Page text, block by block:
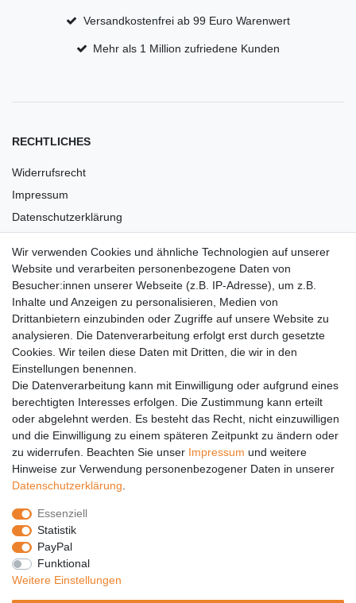
Versandkostenfrei ab 99 Euro Warenwert
Mehr als 1 Million zufriedene Kunden
RECHTLICHES
Widerrufsrecht
Impressum
Datenschutzerklärung
Barrierefreiheit
Anleitungen
Vertrag widerrufen
PARTNER
DHL
GLS
PaketPLUS
SPONSORING
Malchower SV 90
Malchower Wölfe
ZERTIFIKATE
Wir verwenden Cookies und ähnliche Technologien auf unserer
Website und verarbeiten personenbezogene Daten von
Besucher:innen unserer Webseite (z.B. IP-Adresse), um z.B.
Inhalte und Anzeigen zu personalisieren, Medien von
Drittanbietern einzubinden oder Zugriffe auf unsere Website zu
analysieren. Die Datenverarbeitung erfolgt erst durch gesetzte
Cookies. Wir teilen diese Daten mit Dritten, die wir in den
Einstellungen benennen.
Die Datenverarbeitung kann mit Einwilligung oder aufgrund eines
berechtigten Interesses erfolgen. Die Zustimmung kann erteilt
oder abgelehnt werden. Es besteht das Recht, nicht einzuwilligen
und die Einwilligung zu einem späteren Zeitpunkt zu ändern oder
zu widerrufen. Beachten Sie unser Impressum und weitere
Hinweise zur Verwendung personenbezogener Daten in unserer
Daten­schutz­erklärung
Essenziell
Statistik
PayPal
Funktional
Weitere Einstellungen